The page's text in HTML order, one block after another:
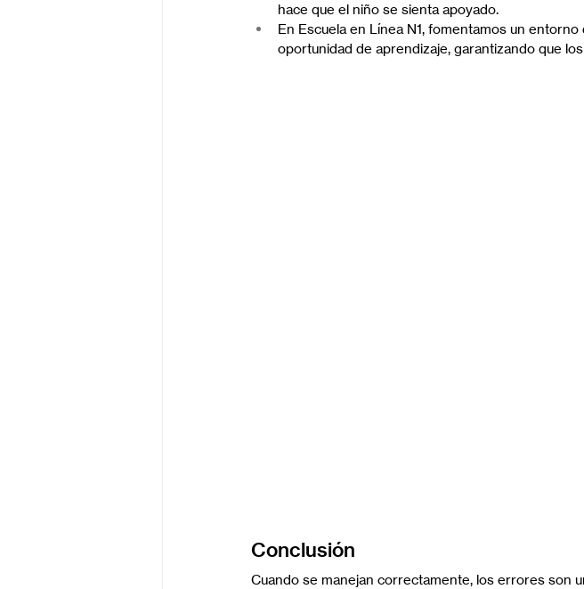
hace que el niño se sienta apoyado.
En Escuela en Línea N1, fomentamos un
oportunidad de aprendizaje, garantizando que
Conclusión
Cuando se manejan correctamente, los errores son